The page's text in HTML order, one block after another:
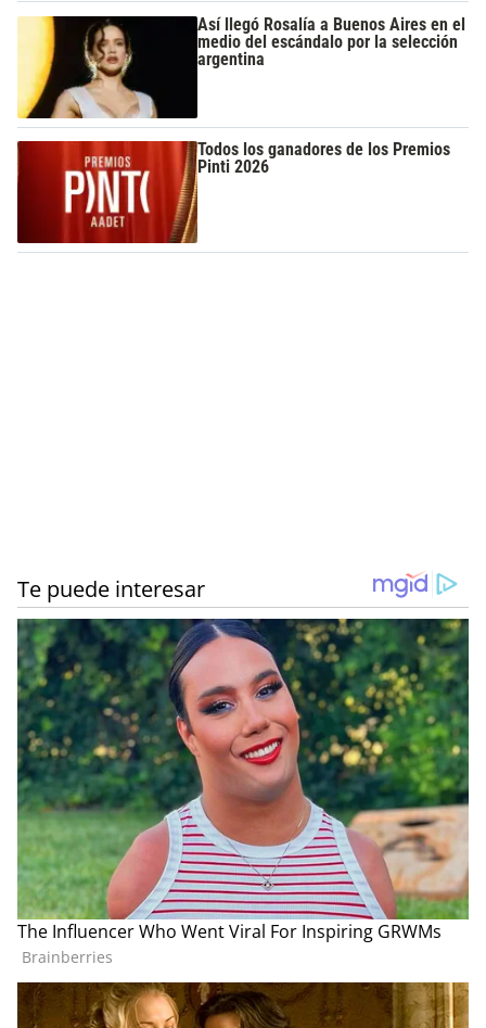
Así llegó Rosalía a Buenos Aires en el
medio del escándalo por la selección
argentina
Todos los ganadores de los Premios
Pinti 2026